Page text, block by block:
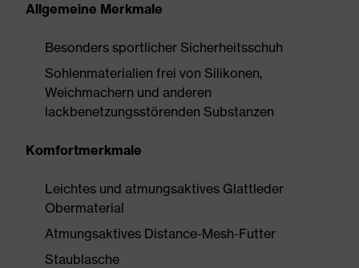
Allgemeine Merkmale
Besonders sportlicher Sicherheitsschuh
Sohlenmaterialien frei von Silikonen,
Weichmachern und anderen
lackbenetzungsstörenden Substanzen
Komfortmerkmale
Leichtes und atmungsaktives Glattleder
Obermaterial
Atmungsaktives Distance-Mesh-Futter
Staublasche